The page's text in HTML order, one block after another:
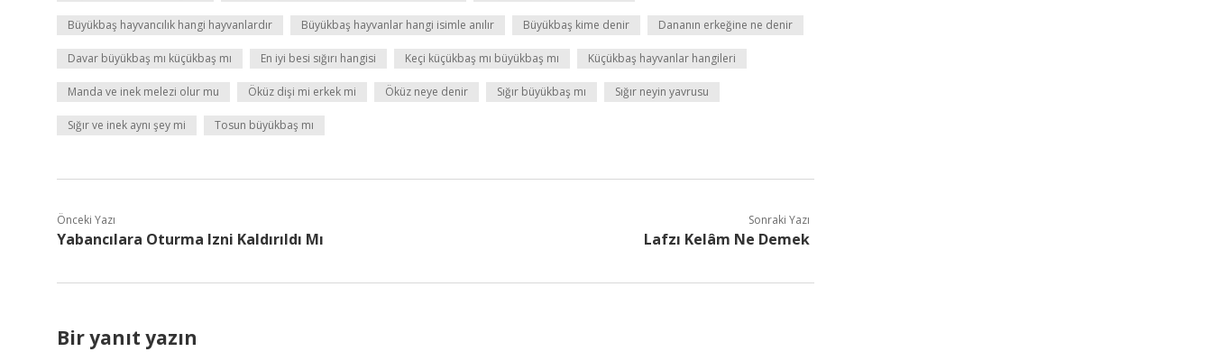
Büyükbaş hayvancılık hangi hayvanlardır Büyükbaş hayvanlar hangi isimle anılır Büyükbaş kime denir Dananın erkeğine ne denir
Davar büyükbaş mı küçükbaş mı En iyi besi sığırı hangisi Keçi küçükbaş mı büyükbaş mı Küçükbaş hayvanlar hangileri
Manda ve inek melezi olur mu Öküz dişi mi erkek mi Öküz neye denir Sığır büyükbaş mı Sığır neyin yavrusu
Sığır ve inek aynı şey mi Tosun büyükbaş mı
Önceki Yazı
Yabancılara Oturma Izni Kaldırıldı Mı
Sonraki Yazı
Lafzı Kelâm Ne Demek
Bir yanıt yazın